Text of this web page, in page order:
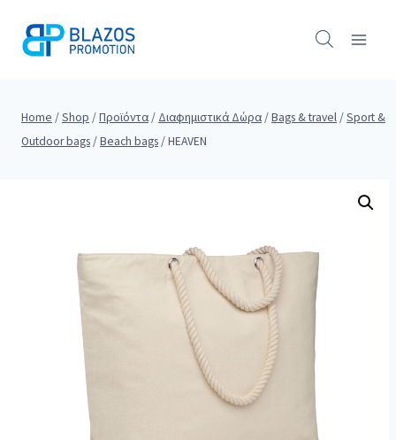
Home /Shop /Προϊόντα / Διαφημιστικά Δώρα /Bags & travel /Sport &
Outdoor bags /Beach bags /HEAVEN